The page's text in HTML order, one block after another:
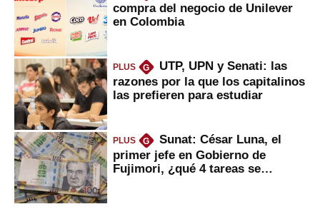
compra del negocio de Unilever
en Colombia
PLUS G
UTP, UPN y Senati: las
razones por la que los capitalinos
las prefieren para estudiar
PLUS G
Sunat: César Luna, el
primer jefe en Gobierno de
Fujimori, ¿qué 4 tareas se